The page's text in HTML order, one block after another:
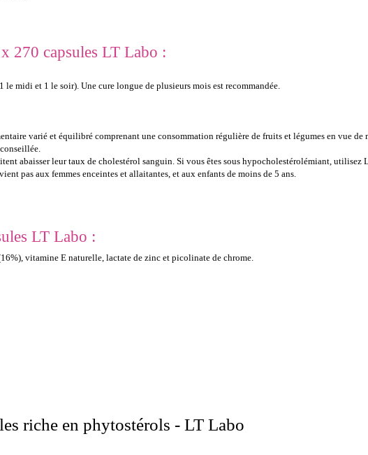
270 capsules LT Labo :
midi et 1 le soir). Une cure longue de plusieurs mois est recommandée.
varié et équilibré comprenant une consommation régulière de fruits et légumes en vue
abaisser leur taux de cholestérol sanguin. Si vous êtes sous hypocholestérolémiant, utilisez
pas aux femmes enceintes et allaitantes, et aux enfants de moins de 5 ans.
LT Labo :
vitamine E naturelle, lactate de zinc et picolinate de chrome.
riche en phytostérols - LT Labo